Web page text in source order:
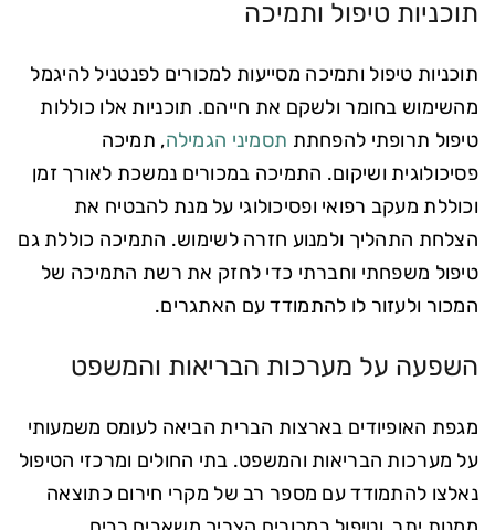
תוכניות טיפול ותמיכה
תוכניות טיפול ותמיכה מסייעות למכורים לפנטניל להיגמל
מהשימוש בחומר ולשקם את חייהם. תוכניות אלו כוללות
טיפול תרופתי להפחתת תסמיני הגמילה, תמיכה
פסיכולוגית ושיקום. התמיכה במכורים נמשכת לאורך זמן
וכוללת מעקב רפואי ופסיכולוגי על מנת להבטיח את
הצלחת התהליך ולמנוע חזרה לשימוש. התמיכה כוללת גם
טיפול משפחתי וחברתי כדי לחזק את רשת התמיכה של
המכור ולעזור לו להתמודד עם האתגרים.
השפעה על מערכות הבריאות והמשפט
מגפת האופיודים בארצות הברית הביאה לעומס משמעותי
על מערכות הבריאות והמשפט. בתי החולים ומרכזי הטיפול
נאלצו להתמודד עם מספר רב של מקרי חירום כתוצאה